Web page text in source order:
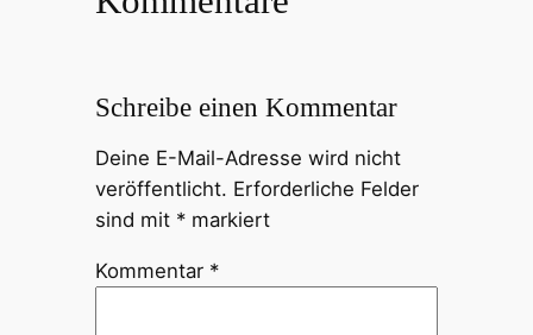
Schreibe einen Kommentar
Deine E-Mail-Adresse wird nicht
veröffentlicht. Erforderliche Felder
sind mit *markiert
Kommentar *